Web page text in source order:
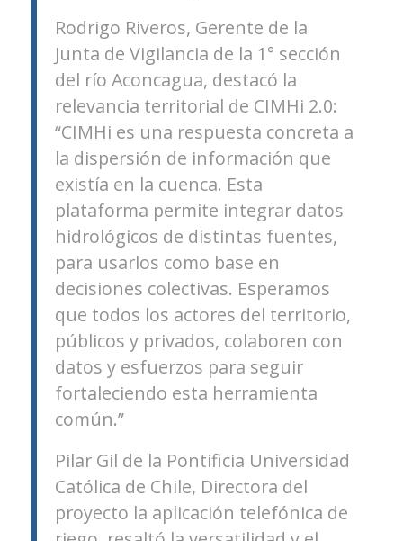
Rodrigo Riveros, Gerente de la
Junta de Vigilancia de la 1° sección
del río Aconcagua, destacó la
relevancia territorial de CIMHi 2.0:
“CIMHi es una respuesta concreta a
la dispersión de información que
existía en la cuenca. Esta
plataforma permite integrar datos
hidrológicos de distintas fuentes,
para usarlos como base en
decisiones colectivas. Esperamos
que todos los actores del territorio,
públicos y privados, colaboren con
datos y esfuerzos para seguir
fortaleciendo esta herramienta
común.”
Pilar Gil de la Pontificia Universidad
Católica de Chile, Directora del
proyecto la aplicación telefónica de